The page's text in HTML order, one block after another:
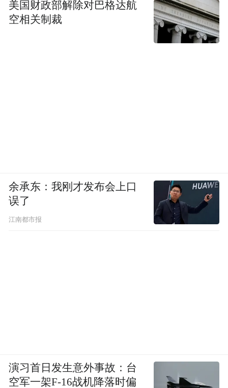
美国财政部解除对巴格达航
空相关制裁
余承东：我刚才发布会上口
误了
江南都市报
演习首日发生意外事故：台
空军一架F-16战机降落时偏